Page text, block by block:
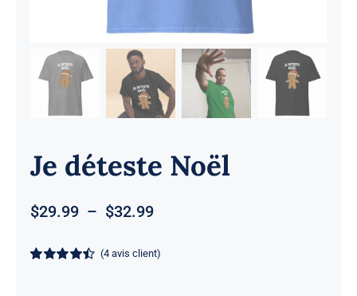
Je déteste Noël
$29.99 – $32.99Plage
prix :
(4 avis client)